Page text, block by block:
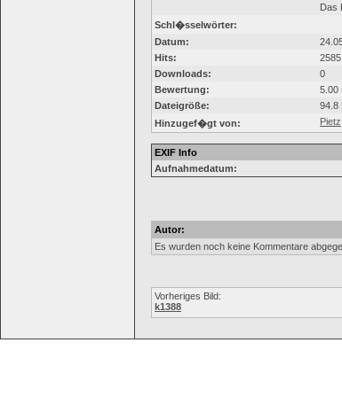
Das
Schl�sselwörter:
Datum:
Hits:
2585
Downloads:
0
Bewertung:
5.00
Dateigröße:
94.8
Hinzugef�gt von:
Pietz
EXIF Info
Aufnahmedatum:
Autor:
Es wurden noch keine Kommentare
Vorheriges Bild:
k1388